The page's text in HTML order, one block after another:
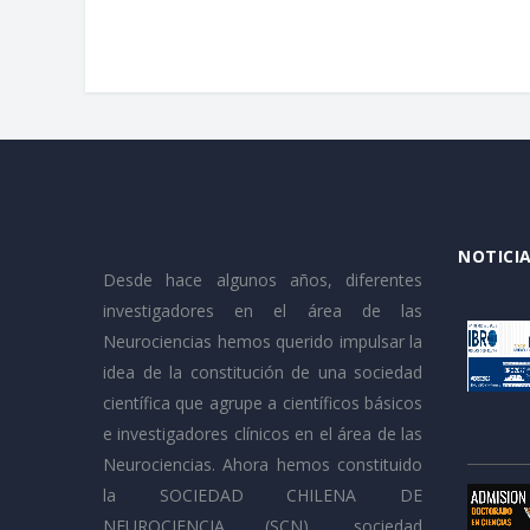
Desde hace algunos años, diferentes
investigadores en el área de las
Neurociencias hemos querido impulsar la
idea de la constitución de una sociedad
científica que agrupe a científicos básicos
e investigadores clínicos en el área de las
Neurociencias. Ahora hemos constituido
la SOCIEDAD CHILENA DE